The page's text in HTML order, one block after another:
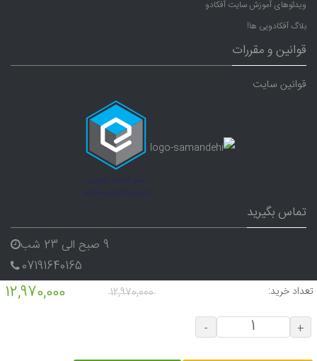
تعداد خرید:
+
-
12,970,000
12,970,000
ویدئوهای آموزش سایت آفکادو
بلاگ آفکادویی ها!
قوانین و مقررات
قوانین سایت
تماس بگیرید
9 صبح الی 23 شب
07191640165
09338282656